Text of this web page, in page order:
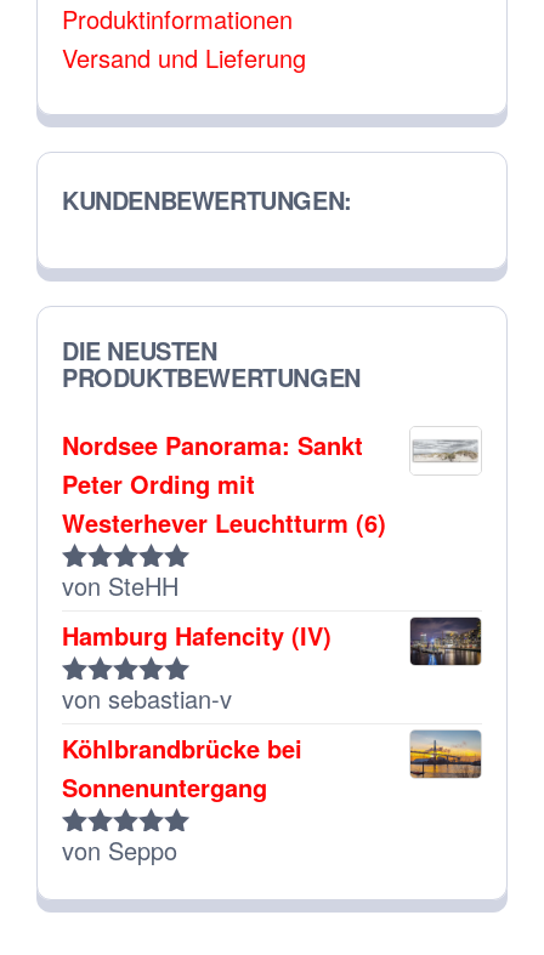
Produktinformationen
Versand und Lieferung
KUNDENBEWERTUNGEN:
DIE NEUSTEN
PRODUKTBEWERTUNGEN
Nordsee Panorama: Sankt
Peter Ording mit
Westerhever Leuchtturm (6)
Bewertet
von SteHH
Hamburg Hafencity (IV)
Bewertet
von sebastian-v
Köhlbrandbrücke bei
Sonnenuntergang
Bewertet
von Seppo